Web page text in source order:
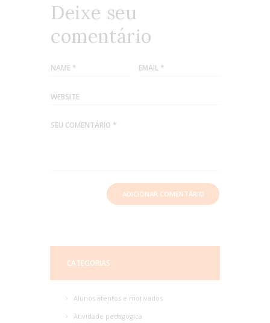
Deixe seu
comentário
CATEGORIAS
Alunos atentos e motivados
Atividade pedagógica